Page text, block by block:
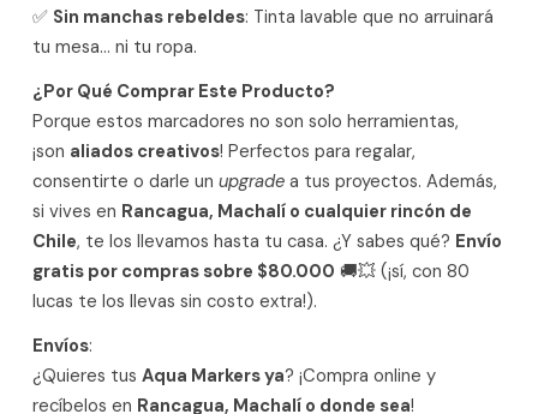
✅ Sin manchas rebeldes: Tinta lavable que no arruinará
tu mesa… ni tu ropa.
¿Por Qué Comprar Este Producto?
Porque estos marcadores no son solo herramientas,
¡son aliados creativos! Perfectos para regalar,
consentirte o darle un upgradea tus proyectos. Además,
si vives en Rancagua, Machalí o cualquier rincón de
Chile, te los llevamos hasta tu casa. ¿Y sabes qué? Envío
gratis por compras sobre $80.000 🚚💥 (¡sí, con 80
lucas te los llevas sin costo extra!).
Envíos:
¿Quieres tus Aqua Markers ya? ¡Compra online y
recíbelos en Rancagua, Machalí o donde sea!